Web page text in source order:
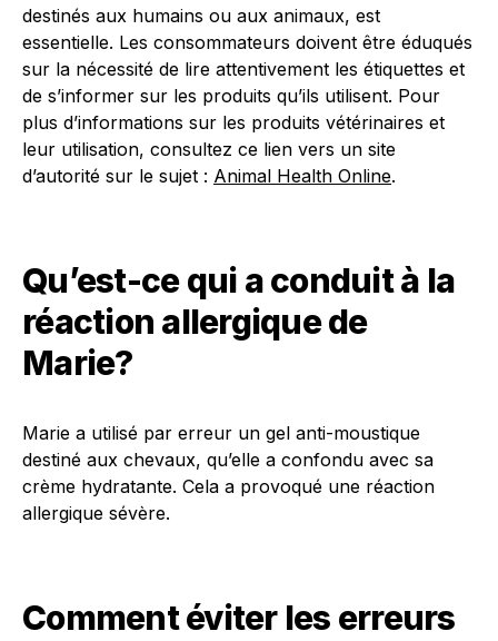
destinés aux humains ou aux animaux, est
essentielle. Les consommateurs doivent être éduqués
sur la nécessité de lire attentivement les étiquettes et
de s’informer sur les produits qu’ils utilisent. Pour
plus d’informations sur les produits vétérinaires et
leur utilisation, consultez ce lien vers un site
d’autorité sur le sujet : Animal Health Online.
Qu’est-ce qui a conduit à la
réaction allergique de
Marie?
Marie a utilisé par erreur un gel anti-moustique
destiné aux chevaux, qu’elle a confondu avec sa
crème hydratante. Cela a provoqué une réaction
allergique sévère.
Comment éviter les erreurs